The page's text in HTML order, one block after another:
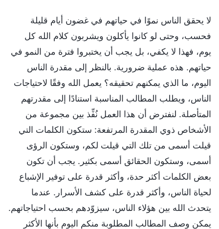
لا يحقق الناس نموًا في حياتهم في غضون أيام قليلة
فحسب، وحتى لو كانوا يأكلون ويشربون كلام الله كل
يوم، فهذا لا يكفي، بل يجب أن يختبروا فترة من النمو في
حياتهم. هذه عملية ضرورية. بالنظر إلى مقدرة الناس
اليوم، ما الذي يمكنهم تحقيقه؟ يعمل الله وفقًا لاحتياجات
الناس، ويطلب المطالب المناسبة استنادًا إلى مقدرتهم
المتأصلة. لنفترض أن هذا العمل نُفِّذ بين مجموعة من
الأشخاص ذوي المقدرة المرتفعة: ستكون الكلمات التي
قيلت أسمى من تلك التي قيلت لكم، وستكون الرؤى
أسمى، وستكون الحقائق أسمى بكثير. يجب أن تكون
بعض الكلمات أكثر حدة، وأكثر قدرة على توفير الإشباع
لحياة الناس، وأكثر قدرة على كشف الأسرار. عندما
يتحدث الله بين هؤلاء الناس، سيزوّدهم بحسب احتياجاتهم.
يمكن وصف المطالب المطلوبة منكم اليوم بأنها الأكثر